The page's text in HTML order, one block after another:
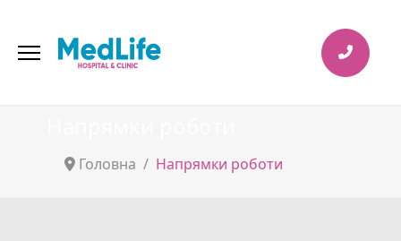
Головна Напрямки роботи